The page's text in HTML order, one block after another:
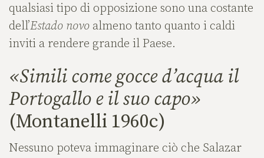
qualsiasi tipo di opposizione sono una costante
dell’Estado novo almeno tanto quanto i caldi
inviti a rendere grande il Paese.
«Simili come gocce d’acqua il
Portogallo e il suo capo»
(Montanelli 1960c)
Nessuno poteva immaginare ciò che Salazar